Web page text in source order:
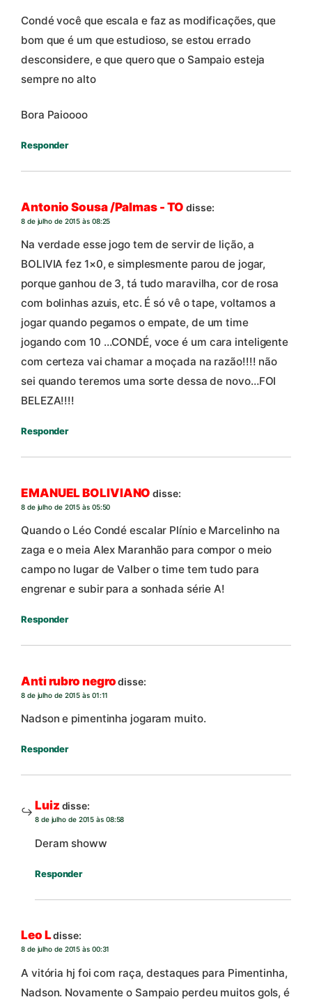
Condé você que escala e faz as modificações, que
bom que é um que estudioso, se estou errado
desconsidere, e que quero que o Sampaio esteja
sempre no alto
Bora Paioooo
Responder
Antonio Sousa /Palmas - TO disse:
8 de julho de 2015 às 08:25
Na verdade esse jogo tem de servir de lição, a
BOLIVIA fez 1×0, e simplesmente parou de jogar,
porque ganhou de 3, tá tudo maravilha, cor de rosa
com bolinhas azuis, etc. É só vê o tape, voltamos a
jogar quando pegamos o empate, de um time
jogando com 10 …CONDÉ, voce é um cara inteligente
com certeza vai chamar a moçada na razão!!!! não
sei quando teremos uma sorte dessa de novo…FOI
BELEZA!!!!
Responder
EMANUEL BOLIVIANO disse:
8 de julho de 2015 às 05:50
Quando o Léo Condé escalar Plínio e Marcelinho na
zaga e o meia Alex Maranhão para compor o meio
campo no lugar de Valber o time tem tudo para
engrenar e subir para a sonhada série A!
Responder
Anti rubro negrodisse:
8 de julho de 2015 às 01:11
Nadson e pimentinha jogaram muito.
Responder
Luiz disse:
8 de julho de 2015 às 08:58
Deram showw
Responder
Leo Ldisse:
8 de julho de 2015 às 00:31
A vitória hj foi com raça, destaques para Pimentinha,
Nadson. Novamente o Sampaio perdeu muitos gols, é